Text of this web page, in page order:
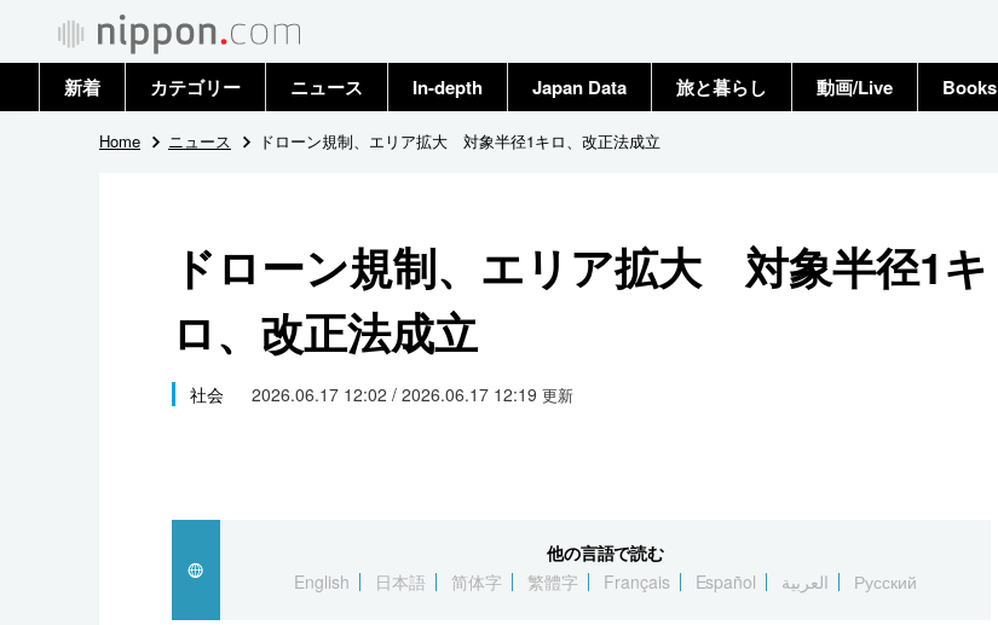
新着 カテゴリー
政治・外交
社会
文化
スポーツ・東京2020
ニュース
トップ
In-depth Japan Data 旅と暮らし 動画/Live Books
Home ニュース ドローン規制、エリア拡大 対象半径1キロ、改正法成立
ドローン規制、エリア拡大 対象半径1キ
ロ、改正法成立
社会 2026.06.17 12:02 / 2026.06.17 12:19 更新
他の言語で読む
English
日本語 简体字 繁體字 Français Español العربية Русский